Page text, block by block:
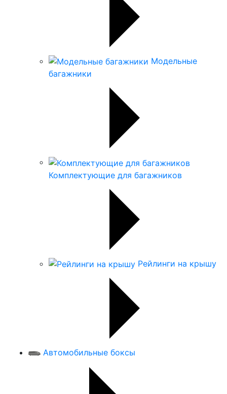
Модельные
багажники
Комплектующие для багажников
Рейлинги на крышу
Автомобильные боксы